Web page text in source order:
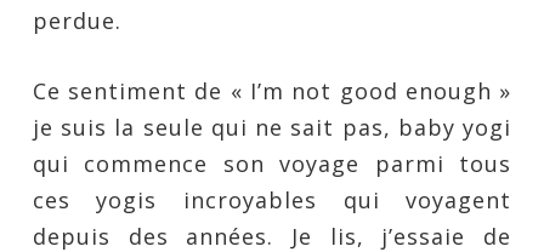
perdue.
Ce sentiment de « I’m not good enough »
je suis la seule qui ne sait pas, baby yogi
qui commence son voyage parmi tous
ces yogis incroyables qui voyagent
depuis des années. Je lis, j’essaie de